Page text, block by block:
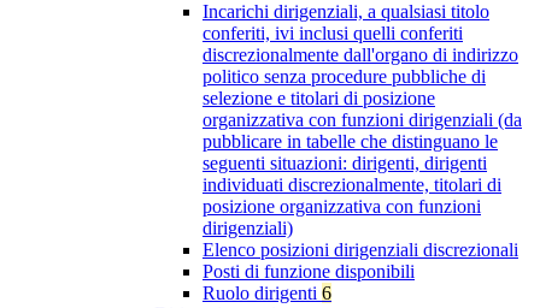
Incarichi dirigenziali, a qualsiasi titolo
conferiti, ivi inclusi quelli conferiti
discrezionalmente dall'organo di indirizzo
politico senza procedure pubbliche di
selezione e titolari di posizione
organizzativa con funzioni dirigenziali (da
pubblicare in tabelle che distinguano le
seguenti situazioni: dirigenti, dirigenti
individuati discrezionalmente, titolari di
posizione organizzativa con funzioni
dirigenziali)
Elenco posizioni dirigenziali discrezionali
Posti di funzione disponibili
Ruolo dirigenti 6